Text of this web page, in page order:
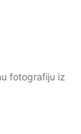
fotografiju iz